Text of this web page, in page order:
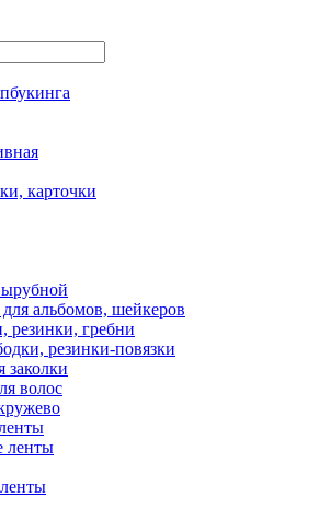
карточки
для альбомов, шейкеров
резинки, гребни
резинки-повязки
заколки
волос
ленты